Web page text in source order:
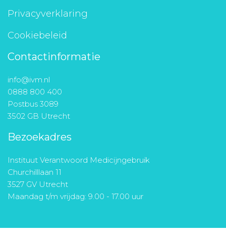
Privacyverklaring
Cookiebeleid
Contactinformatie
info@ivm.nl
0888 800 400
Postbus 3089
3502 GB Utrecht
Bezoekadres
Instituut Verantwoord Medicijngebruik
Churchilllaan 11
3527 GV Utrecht
Maandag t/m vrijdag: 9.00 - 17.00 uur